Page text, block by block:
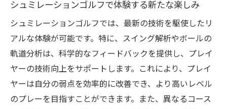
シュミレーションゴルフで体験する新たな楽しみ
シュミレーションゴルフでは、最新の技術を駆使したリ
アルな体験が可能です。特に、スイング解析やボールの
軌道分析は、科学的なフィードバックを提供し、プレイ
ヤーの技術向上をサポートします。これにより、プレイ
ヤーは自分の弱点を効率的に改善でき、より高いレベル
のプレーを目指すことができます。また、異なるコース